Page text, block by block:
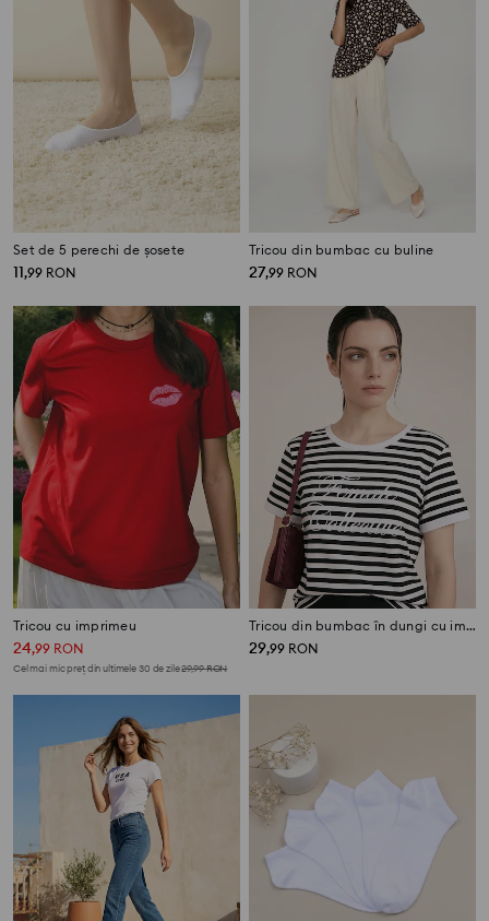
Set de 5 perechi de șosete
11,99 RON
Tricou din bumbac cu buline
27,99 RON
Tricou cu imprimeu
24,99 RON
Cel mai mic preț din ultimele 30 de zile29,99RON
Tricou din bumbac în dungi cu imprimeu brodat
29,99 RON